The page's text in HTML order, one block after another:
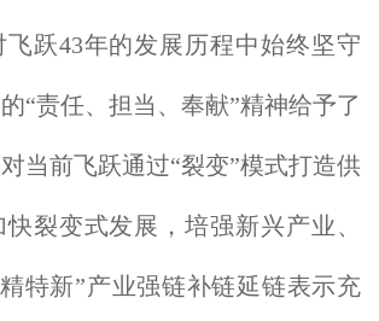
跃43年的发展历程中始终坚守
“责任、担当、奉献”精神给予了
当前飞跃通过“裂变”模式打造供
裂变式发展，培强新兴产业、
特新”产业强链补链延链表示充